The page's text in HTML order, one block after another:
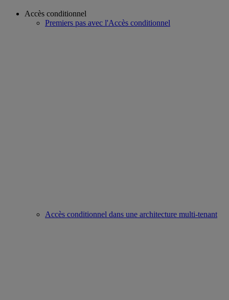
Accès conditionnel
Premiers pas avec l'Accès conditionnel
Accès conditionnel dans une architecture multi-tenant